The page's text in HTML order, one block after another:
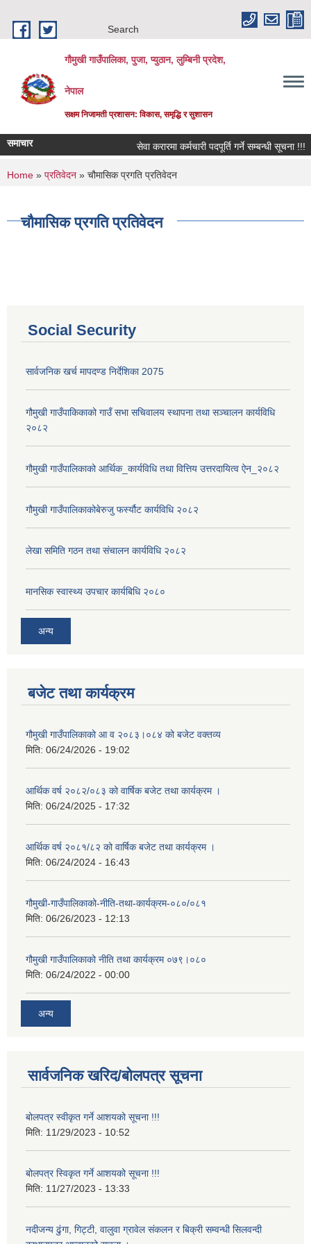
Search
गौमुखी गाउँपालिका, पुजा, प्युठान, लुम्बिनी प्रदेश,
नेपाल
सक्षम निजामती प्रशासन: विकास, समृद्धि र सुशासन
शाखागत-कार्यविरण
समाचार सेवा करारमा कर्मचारी पदपूर्ति गर्ने सम्बन्धी सूचना !!!
You are here
Home » प्रतिवेदन » चौमासिक प्रगति प्रतिवेदन
चौमासिक प्रगति प्रतिवेदन
Social Security
सार्वजनिक खर्च मापदण्ड निर्देशिका 2075
गौमुखी गाउँपाकिकाको गाउँ सभा सचिवालय स्थापना तथा सञ्चालन कार्यविधि
२०८२
गौमुखी गाउँपालिकाको आर्थिक_कार्यविधि तथा वित्तिय उत्तरदायित्व ऐन_२०८२
गौमुखी गाउँपालिकाकोबेरुजु फर्स्यौट कार्यविधि २०८२
लेखा समिति गठन तथा संचालन कार्यविधि २०८२
मानसिक स्वास्थ्य उपचार कार्यबिधि २०८०
अन्य
बजेट तथा कार्यक्रम
गौमुखी गाउँपालिकाको आ व २०८३।०८४ को बजेट वक्तव्य
मिति: 06/24/2026 - 19:02
आर्थिक वर्ष २०८२/०८३ को वार्षिक बजेट तथा कार्यक्रम ।
मिति: 06/24/2025 - 17:32
आर्थिक वर्ष २०८१/८२ को वार्षिक बजेट तथा कार्यक्रम ।
मिति: 06/24/2024 - 16:43
गौमुखी-गाउँपालिकाको-नीति-तथा-कार्यक्रम-०८०/०८१
मिति: 06/26/2023 - 12:13
गौमुखी गाउँपालिकाको नीति तथा कार्यक्रम ०७९।०८०
मिति: 06/24/2022 - 00:00
अन्य
सार्वजनिक खरिद/बोलपत्र सूचना
बोलपत्र स्वीकृत गर्ने आशयको सूचना !!!
मिति: 11/29/2023 - 10:52
बोलपत्र स्विकृत गर्ने आशयको सूचना !!!
मिति: 11/27/2023 - 13:33
नदीजन्य ढुंगा, गिट्टी, वालुवा ग्रावेल संकलन र बिक्री सम्वन्धी सिलवन्दी